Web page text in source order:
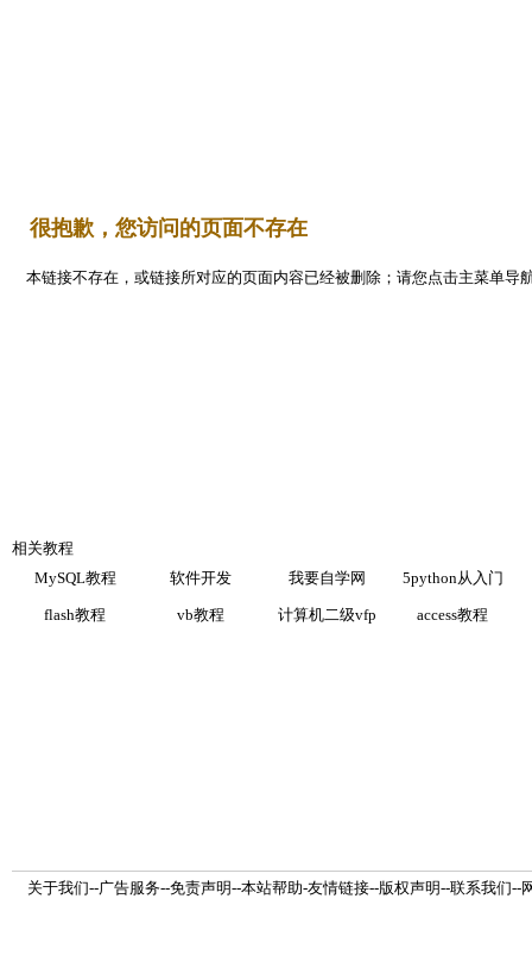
   很抱歉，您访问的页面不存在
相关教程
MySQL教程
软件开发 我要自学网 5python从入门
flash教程 vb教程 计算机二级vfp access教程
关于我们--广告服务--免责声明--本站帮助-友情链接--版权声明--联系我们--